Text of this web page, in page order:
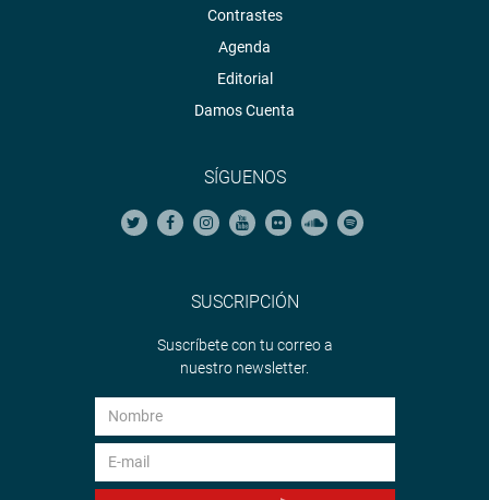
Contrastes
Agenda
Editorial
Damos Cuenta
SÍGUENOS
SUSCRIPCIÓN
Suscríbete con tu correo a
nuestro newsletter.